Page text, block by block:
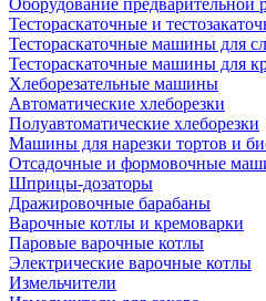
Оборудование предварительной
Тестораскаточные и
Тестораскаточные машины для
Тестораскаточные машины для
Хлеборезательные машины
Автоматические хлеборезки
Полуавтоматические хлеборезки
Машины для нарезки тортов и
Отсадочные и формовочные
Шприцы-дозаторы
Дражировочные барабаны
Варочные котлы и кремоварки
Паровые варочные котлы
Электрические варочные котлы
Измельчители